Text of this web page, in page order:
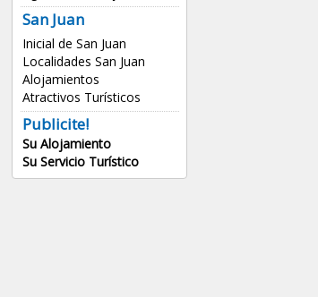
San Juan
Inicial de San Juan
Localidades San Juan
Alojamientos
Atractivos Turísticos
Publicite!
Su Alojamiento
Su Servicio Turístico